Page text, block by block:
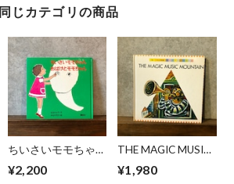
同じカテゴリの商品
ちいさいモモちゃ
ゃん
¥2,200
THE MAGIC MUSIC
¥1,980